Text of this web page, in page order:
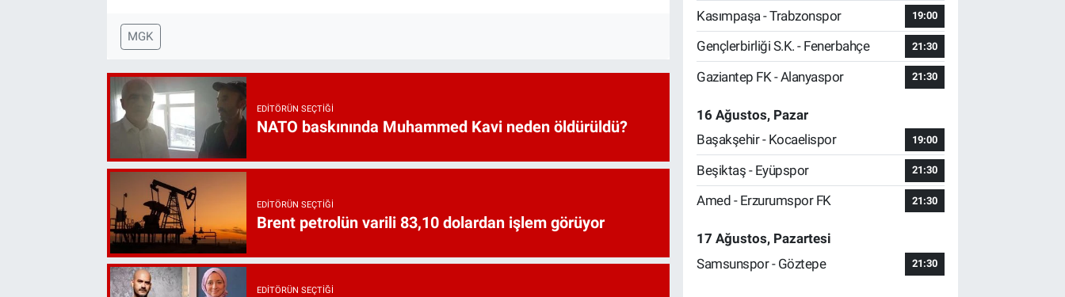
MGK
EDITÖRÜN SEÇTIĞI
NATO baskınında Muhammed Kavi neden öldürüldü?
EDITÖRÜN SEÇTIĞI
Brent petrolün varili 83,10 dolardan işlem görüyor
EDITÖRÜN SEÇTIĞI
Kasımpaşa - Trabzonspor 19:00
Gençlerbirliği S.K. - Fenerbahçe 21:30
Gaziantep FK - Alanyaspor 21:30
16 Ağustos, Pazar
Başakşehir - Kocaelispor
19:00
Beşiktaş - Eyüpspor 21:30
Amed - Erzurumspor FK 21:30
17 Ağustos, Pazartesi
Samsunspor - Göztepe
21:30